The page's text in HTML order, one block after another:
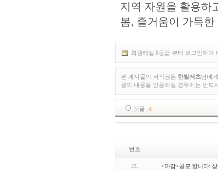
지역 자원을 활용하
봄, 즐거움이 가득
회원레벨 8등급 부터 로그인하여
본 게시물의 저작권은 한밭레츠님에
글의 내용을 인용하실 경우에는 반드
댓글 : 0
번호
291 <마감>공모 합니다: